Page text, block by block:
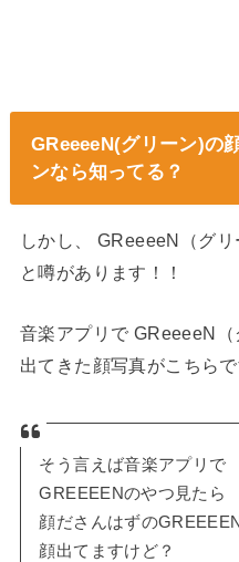
GReeeeN(グリーン)の
ンなら知ってる？
しかし、 GReeeeN（グ
と噂があります！！
音楽アプリで GReeeeN
出てきた顔写真がこちらで
そう言えば音楽アプリで
GREEEENのやつ見たら
顔ださんはずの
顔出てますけど？